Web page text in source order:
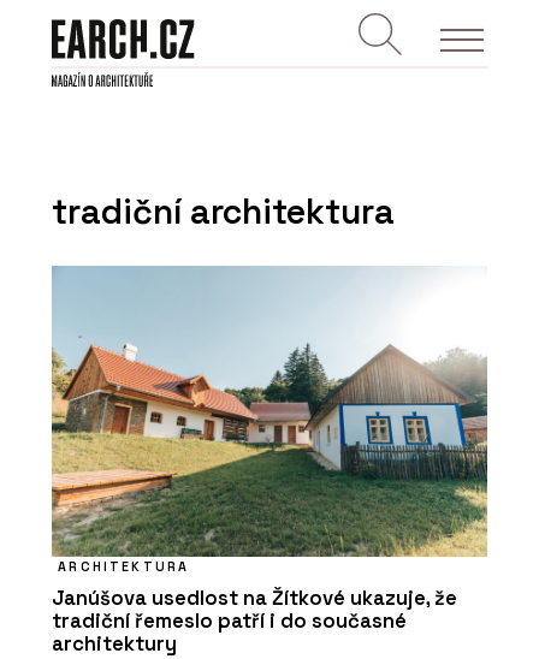
tradiční architektura
ARCHITEKTURA
Janúšova usedlost na Žítkové ukazuje, že
tradiční řemeslo patří i do současné
architektury